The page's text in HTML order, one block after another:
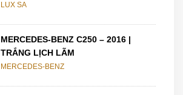
LUX SA
MERCEDES-BENZ C250 – 2016 |
TRẮNG LỊCH LÃM
MERCEDES-BENZ